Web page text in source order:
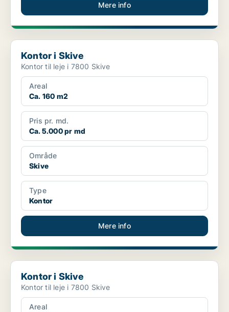
Mere info
Kontor i Skive
Kontor i Skive
Kontor til leje i 7800 Skive
Areal
Ca. 160 m2
Pris pr. md.
Ca. 5.000 pr md
Område
Skive
Type
Kontor
Mere info
Kontor i Skive
Kontor i Skive
Kontor til leje i 7800 Skive
Areal